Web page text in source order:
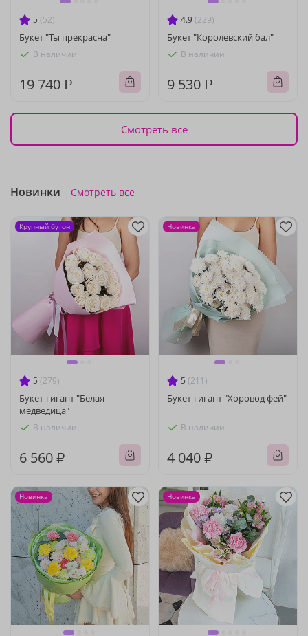
5 (52)
Букет "Ты прекрасна"
В наличии
19 740 ₽
4.9 (229)
Букет "Королевский бал"
В наличии
9 530 ₽
Смотреть все
Новинки Смотреть все
5 (279)
Букет-гигант "Белая
медведица"
В наличии
6 560 ₽
Крупный бутон
5 (211)
Букет-гигант "Хоровод фей"
В наличии
4 040 ₽
Новинка
Новинка Новинка